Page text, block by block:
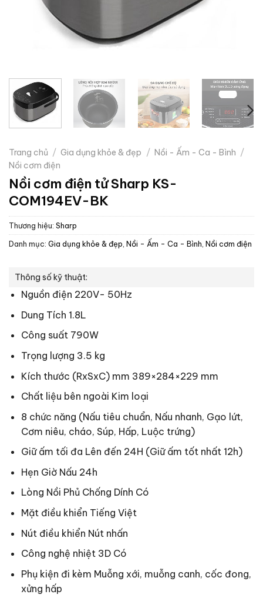
Trang chủ / Gia dụng khỏe & đẹp / Nồi - Ấm - Ca - Bình /
Nồi cơm điện
Nồi cơm điện tử Sharp KS-
COM194EV-BK
Thương hiệu: Sharp
Danh mục: Gia dụng khỏe & đẹp, Nồi - Ấm - Ca - Bình, Nồi cơm điện
Thông số kỹ thuật:
Nguồn điện 220V- 50Hz
Dung Tích 1.8L
Công suất 790W
Trọng lượng 3.5 kg
Kích thước (RxSxC) mm 389×284×229 mm
Chất liệu bên ngoài Kim loại
8 chức năng (Nấu tiêu chuẩn, Nấu nhanh, Gạo lứt,
Cơm niêu, cháo, Súp, Hấp, Luộc trứng)
Giữ ấm tối đa Lên đến 24H (Giữ ấm tốt nhất 12h)
Hẹn Giờ Nấu 24h
Lòng Nồi Phủ Chống Dính Có
Mặt điều khiển Tiếng Việt
Nút điều khiển Nút nhấn
Công nghệ nhiệt 3D Có
Phụ kiện đi kèm Muỗng xới, muỗng canh, cốc đong,
xửng hấp